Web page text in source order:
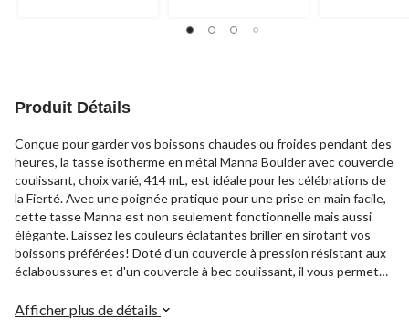
Produit Détails
Conçue pour garder vos boissons chaudes ou froides pendant des
heures, la tasse isotherme en métal Manna Boulder avec couvercle
coulissant, choix varié, 414 mL, est idéale pour les célébrations de
la Fierté. Avec une poignée pratique pour une prise en main facile,
cette tasse Manna est non seulement fonctionnelle mais aussi
élégante. Laissez les couleurs éclatantes briller en sirotant vos
boissons préférées! Doté d'un couvercle à pression résistant aux
éclaboussures et d'un couvercle à bec coulissant, il vous permet
à la maison ou au bureau. Toutefois, veuillez noter que ce type de
Afficher plus de détails